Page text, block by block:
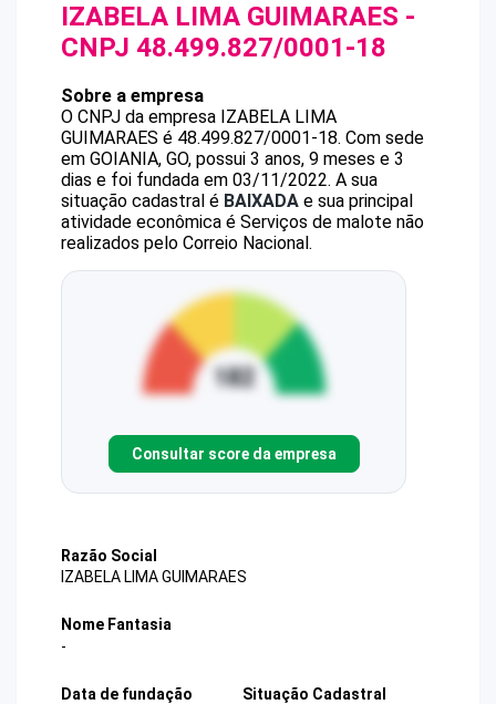
IZABELA LIMA GUIMARAES -
CNPJ 48.499.827/0001-18
Sobre a empresa
O CNPJ da empresa IZABELA LIMA
GUIMARAES é 48.499.827/0001-18. Com sede
em GOIANIA, GO, possui 3 anos, 9 meses e 3
dias e foi fundada em 03/11/2022. A sua
situação cadastral é BAIXADA e sua principal
atividade econômica é Serviços de malote não
realizados pelo Correio Nacional.
Consultar score da empresa
Razão Social
IZABELA LIMA GUIMARAES
Nome Fantasia
-
Data de fundação
Situação Cadastral